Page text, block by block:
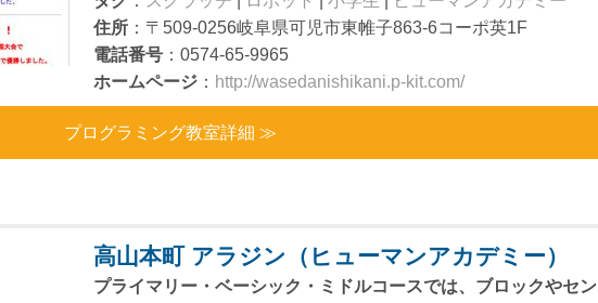
住所 ：〒509-0256岐阜県可児市東帷子863-6コーポ英1F
電話番号 ：0574-65-9965
ホームページ ： http://wasedanishikani.p-kit.com/
プログラミング教室詳細 ≫
高山本町 アラジン（ヒューマンアカデミー）
プライマリー・ベーシック・ミドルコースでは、ブロックやセン